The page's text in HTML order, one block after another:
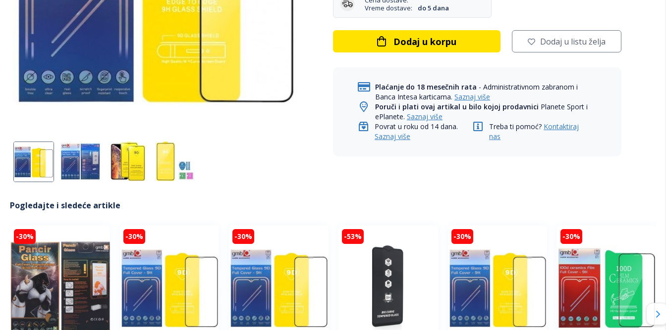
Vreme dostave:
do 5 dana
Dodaj u korpu Dodaj u listu želja
Plaćanje do 18 mesečnih rata - Administrativnom zabranom i
Banca Intesa karticama.Saznaj više
Poruči i plati ovaj artikal u bilo kojoj prodavnici Planete Sport i
ePlanete.Saznaj više
Povrat u roku od 14 dana.
Saznaj više
Treba ti pomoć? Kontaktiraj
nas
Pogledajte i sledeće artikle
-30% -30% -30% -53% -30% -30%